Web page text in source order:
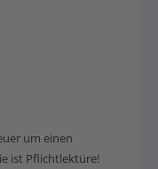
um einen
ist Pflichtlektüre!